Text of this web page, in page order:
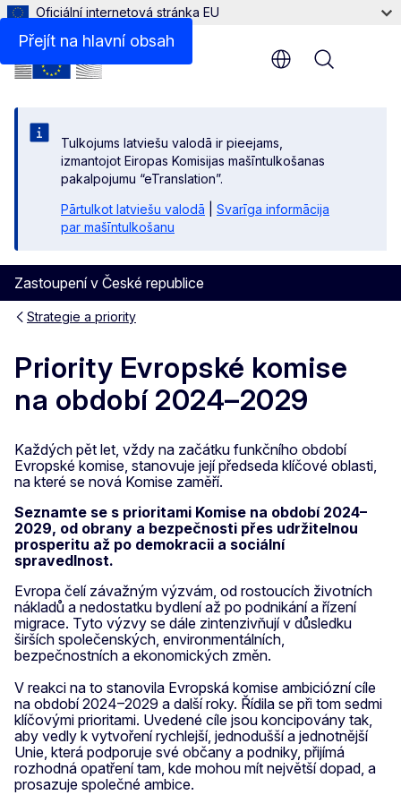
Přejít na hlavní obsah
Oficiální internetová stránka EU
Tulkojums latviešu valodā ir pieejams,
izmantojot Eiropas Komisijas mašīntulkošanas
pakalpojumu “eTranslation”.
Pārtulkot latviešu valodā
Svarīga informācija
par mašīntulkošanu
Zastoupení v České republice
Menu
Strategie a priority
Priority Evropské komise
na období 2024–2029
Každých pět let, vždy na začátku funkčního období
Evropské komise, stanovuje její předseda klíčové oblasti,
na které se nová Komise zaměří.
Seznamte se s prioritami Komise na období 2024–
2029, od obrany a bezpečnosti přes udržitelnou
prosperitu až po demokracii a sociální
spravedlnost.
Evropa čelí závažným výzvám, od rostoucích životních
nákladů a nedostatku bydlení až po podnikání a řízení
migrace. Tyto výzvy se dále zintenzivňují v důsledku
širších společenských, environmentálních,
bezpečnostních a ekonomických změn.
V reakci na to stanovila Evropská komise ambiciózní cíle
na období 2024–2029 a další roky. Řídila se při tom sedmi
klíčovými prioritami. Uvedené cíle jsou koncipovány tak,
aby vedly k vytvoření rychlejší, jednodušší a jednotnější
Unie, která podporuje své občany a podniky, přijímá
rozhodná opatření tam, kde mohou mít největší dopad, a
prosazuje společné ambice.